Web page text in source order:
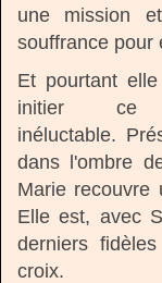
une mission
souffrance pour
Et pourtant
initier ce
inéluctable.
dans l'ombre
Marie recouvre
Elle est, avec
derniers
croix.